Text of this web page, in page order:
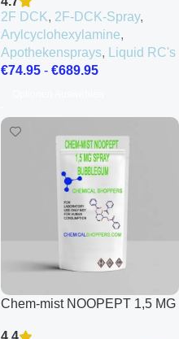
2F DCK, 2F-DCK-Spray,
Arylcyclohexylamine,
Apothekensprays,
Liquid RC's
€74.95 - €689.95
Chem-mist NOOPEPT 1,5 MG